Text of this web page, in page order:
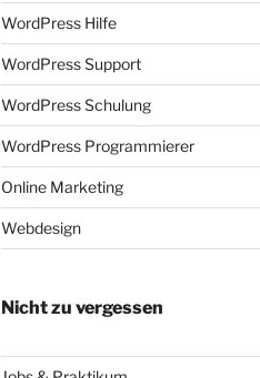
WordPress Hilfe
WordPress Support
WordPress Schulung
WordPress Programmierer
Online Marketing
Webdesign
Nicht zu vergessen